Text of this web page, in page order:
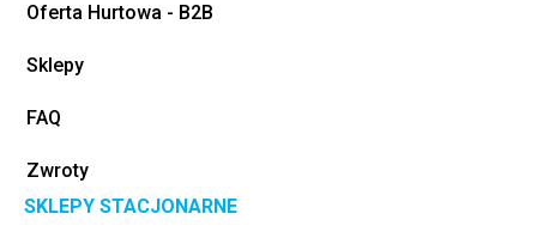
Oferta Hurtowa - B2B
Sklepy
FAQ
Zwroty
SKLEPY STACJONARNE